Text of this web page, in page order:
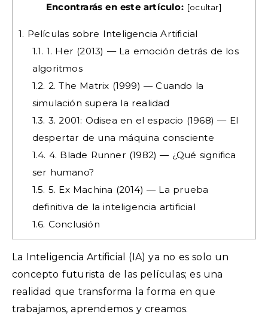
Encontrarás en este artículo: [ocultar]
1. Películas sobre Inteligencia Artificial
1.1. 1. Her (2013) — La emoción detrás de los
algoritmos
1.2. 2. The Matrix (1999) — Cuando la
simulación supera la realidad
1.3. 3. 2001: Odisea en el espacio (1968) — El
despertar de una máquina consciente
1.4. 4. Blade Runner (1982) — ¿Qué significa
ser humano?
1.5. 5. Ex Machina (2014) — La prueba
definitiva de la inteligencia artificial
1.6. Conclusión
La Inteligencia Artificial (IA) ya no es solo un
concepto futurista de las películas; es una
realidad que transforma la forma en que
trabajamos, aprendemos y creamos.